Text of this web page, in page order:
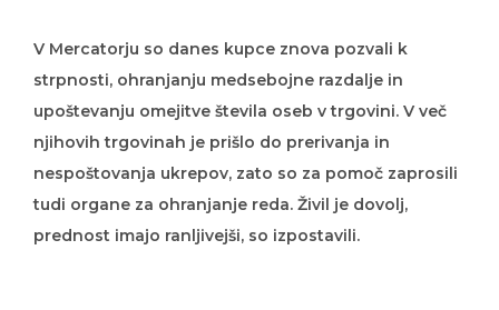
V Mercatorju so danes kupce znova pozvali k
strpnosti, ohranjanju medsebojne razdalje in
upoštevanju omejitve števila oseb v trgovini. V več
njihovih trgovinah je prišlo do prerivanja in
nespoštovanja ukrepov, zato so za pomoč zaprosili
tudi organe za ohranjanje reda. Živil je dovolj,
prednost imajo ranljivejši, so izpostavili.